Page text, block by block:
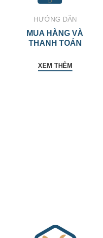
HƯỚNG DẪN
MUA HÀNG VÀ
THANH TOÁN
XEM THÊM